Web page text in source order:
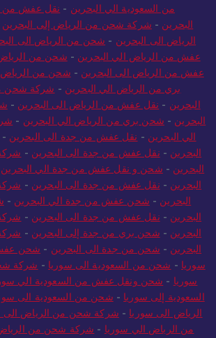
من السعودية الي البحرين - نقل عفش من
البحرين - شركة شحن من الرياض إلى البحرين
الرياض الى البحرين - شحن من الرياض الى
عفش من الرياض الي البحرين - شحن من الرياض
عفش من الرياض الى البحرين - شحن من الرياض
بري من الرياض الي البحرين - شركة شحن
البحرين - نقل عفش من الرياض الى البحرين -
البحرين - شحن بري من الرياض الي البحرين -
الي البحرين - نقل عفش من جدة الى البحرين -
البحرين - نقل عفش من جدة الى البحرين -
البحرين - شحن و نقل عفش من جدة الي البحرين
البحرين - نقل عفش من جدة الى البحرين -
البحرين - شحن عفش من جدة الي البحرين -
البحرين - نقل عفش من جدة الى البحرين -
البحرين - شحن بري من جدة إلى البحرين -
البحرين - شحن من جدة الى البحرين - شحن
سوريا - شحن من السعودية الى سوريا - شركة
سوريا - شحن ونقل عفش من السعودية الي
السعودية إلى سوريا - شحن من السعودية الى
الرياض الى سوريا - شركة شحن من الرياض الى
من الرياض الي سوريا - شركة شحن من